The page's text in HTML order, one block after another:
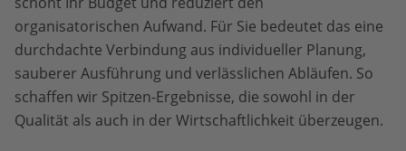
organisatorischen Aufwand. Für Sie bedeutet das eine
durchdachte Verbindung aus individueller Planung,
sauberer Ausführung und verlässlichen Abläufen. So
schaffen wir Spitzen-Ergebnisse, die sowohl in der
Qualität als auch in der Wirtschaftlichkeit überzeugen.